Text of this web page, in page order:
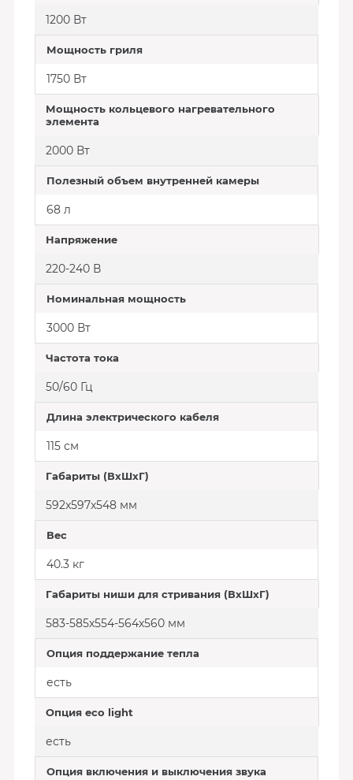
1200 Вт
Мощность гриля
1750 Вт
Мощность кольцевого нагревательного
элемента
2000 Вт
Полезный объем внутренней камеры
68 л
Напряжение
220-240 В
Номинальная мощность
3000 Вт
Частота тока
50/60 Гц
Длина электрического кабеля
115 см
Габариты (ВхШхГ)
592x597x548 мм
Вес
40.3 кг
Габариты ниши для стривания (ВхШхГ)
583-585х554-564х560 мм
Опция поддержание тепла
есть
Опция eco light
есть
Опция включения и выключения звука